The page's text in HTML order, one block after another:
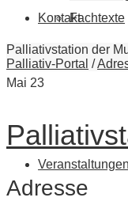
Fachtexte
Veranstaltungen
Kontakt
Palliativstation der
Palliativ-Portal /
Mai 23
Adresse